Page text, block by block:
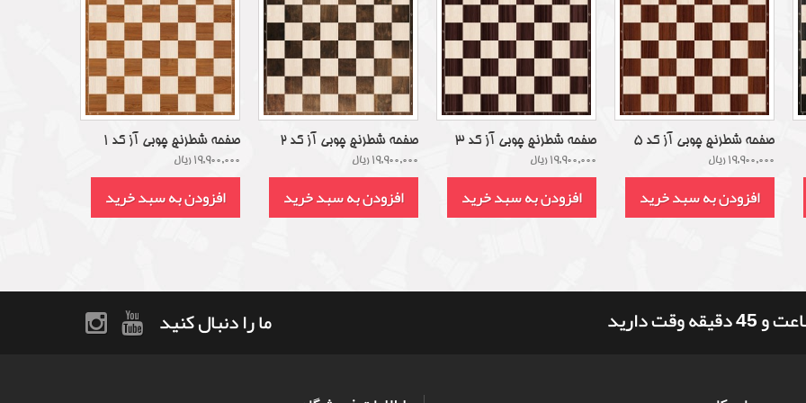
صفحه شطرنج چوبی آز کد 1
19,900,000 ریال
افزودن به سبد خرید
صفحه شطرنج چوبی آز کد 2
19,900,000 ریال
افزودن به سبد خرید
صفحه شطرنج چوبی آز کد 3
19,900,000 ریال
افزودن به سبد خرید
صفحه شطرنج چوبی آز کد 5
19,900,000 ریال
افزودن به سبد خرید
ما را دنبال کنید